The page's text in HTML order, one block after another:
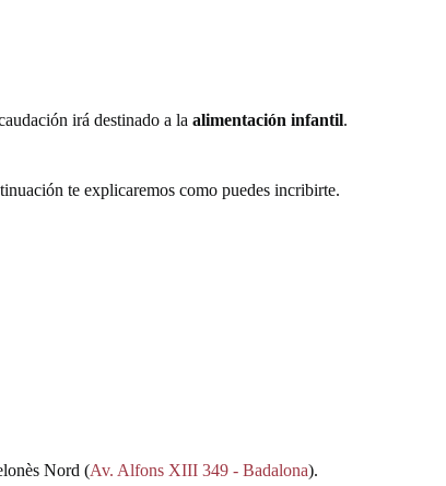
irá destinado a la alimentación infantil.
te explicaremos como puedes incribirte.
Nord (Av. Alfons XIII 349 - Badalona).